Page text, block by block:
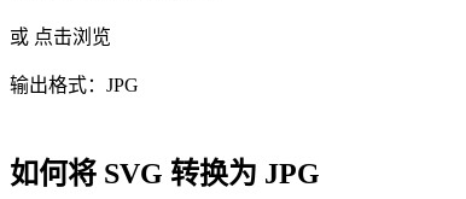
或 点击浏览
输出格式：JPG
如何将 SVG 转换为 JPG